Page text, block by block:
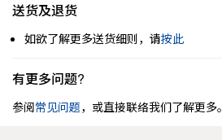
送货及退货
如欲了解更多送货细则，请按此
有更多问题?
参阅常见问题，或直接联络我们了解更多。